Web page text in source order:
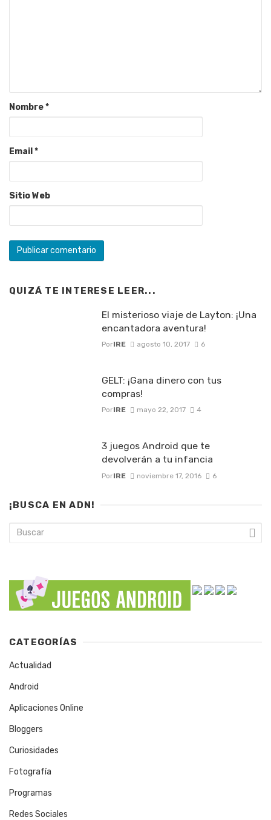
Nombre*
Email *
Sitio Web
QUIZÁ TE INTERESE LEER...
El misterioso viaje de Layton: ¡Una
encantadora aventura!
PorIRE agosto 10, 2017 6
GELT: ¡Gana dinero con tus
compras!
PorIRE mayo 22, 2017 4
3 juegos Android que te
devolverán a tu infancia
PorIRE noviembre 17, 2016 6
¡BUSCA EN ADN!
CATEGORÍAS
Actualidad
Android
Aplicaciones Online
Bloggers
Curiosidades
Fotografía
Programas
Redes Sociales